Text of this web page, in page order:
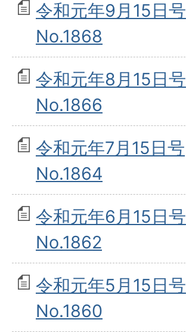
令和元年9月15日号
No.1868
令和元年8月15日号
No.1866
令和元年7月15日号
No.1864
令和元年6月15日号
No.1862
令和元年5月15日号
No.1860